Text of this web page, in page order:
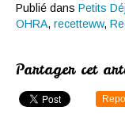
Publié dans Petits
OHRA, recetteww,
Partager cet